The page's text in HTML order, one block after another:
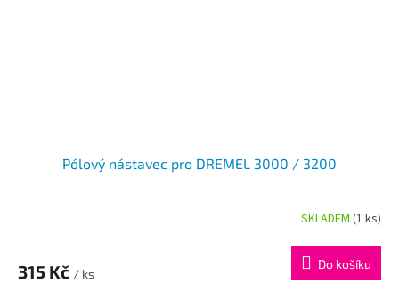
Pólový nástavec pro DREMEL 3000 / 3200
SKLADEM (1 ks)
315 Kč / ks
Do košíku